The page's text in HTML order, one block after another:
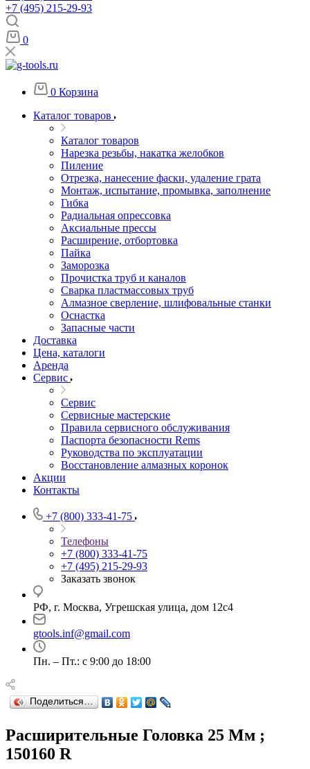
+7 (495) 215-29-93
0
0 Корзина
Каталог товаров
Каталог товаров
Нарезка резьбы, накатка желобков
Пиление
Отрезка, нанесение фаски, удаление грата
Монтаж, испытание, промывка, заполнение
Гибка
Радиальная опрессовка
Аксиальные прессы
Расширение, отбортовка
Пайка
Заморозка
Прочистка труб и каналов
Сварка пластмассовых труб
Алмазное сверление, шлифовальные станки
Оснастка
Запасные части
Доставка
Цена, каталоги
Аренда
Сервис
Сервис
Сервисные мастерские
Правила сервисного обслуживания
Паспорта безопасности Rems
Руководства по эксплуатации
Восстановление алмазных коронок
Акции
Контакты
+7 (800) 333-41-75
Телефоны
+7 (800) 333-41-75
+7 (495) 215-29-93
Заказать звонок
РФ, г. Москва, Угрешская улица, дом 12с4
gtools.inf@gmail.com
Пн. – Пт.: с 9:00 до 18:00
Поделиться…
Расширительные Головка 25 Мм ;
150160 R